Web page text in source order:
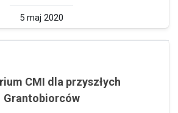
5 maj 2020
CMI dla przyszłych
Grantobiorców